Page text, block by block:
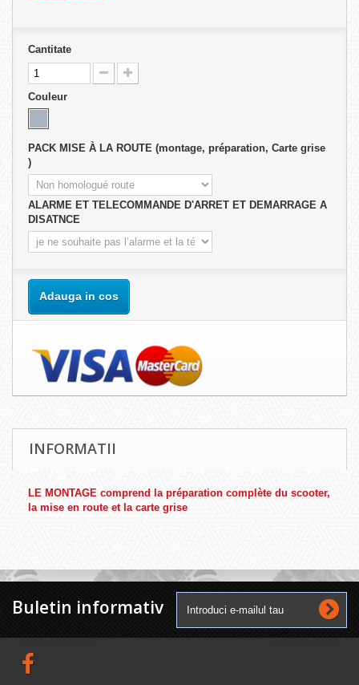
Cantitate
Couleur
PACK MISE À LA ROUTE (montage, préparation, Carte grise
)
ALARME ET TELECOMMANDE D'ARRET ET DEMARRAGE A
DISATNCE
Adauga in cos
INFORMATII
LE MONTAGE comprend la préparation complète du scooter,
la mise en route et la carte grise
Buletin informativ